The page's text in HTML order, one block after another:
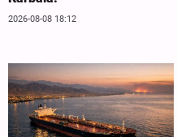
2026-08-08 18:12